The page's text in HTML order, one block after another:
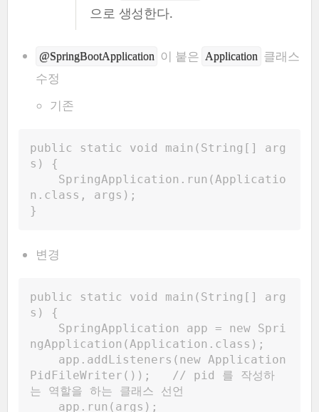
으로 생성한다.
@SpringBootApplication 이 붙은 Application 클래스
수정
기존
public static void main(String[] arg
s) {
SpringApplication.run(Applicatio
n.class, args);
}
변경
public static void main(String[] arg
s) {
SpringApplication app = new Spri
ngApplication(Application.class);
app.addListeners(new Application
PidFileWriter());   // pid 를 작성하
는 역할을 하는 클래스 선언
app.run(args);